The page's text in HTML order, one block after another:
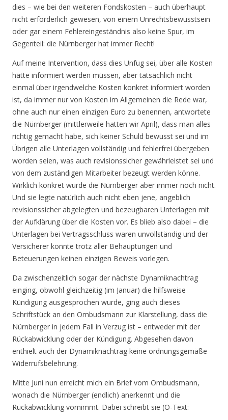
dies – wie bei den weiteren Fondskosten – auch überhaupt
nicht erforderlich gewesen, von einem Unrechtsbewusstsein
oder gar einem Fehlereingeständnis also keine Spur, im
Gegenteil: die Nürnberger hat immer Recht!
Auf meine Intervention, dass dies Unfug sei, über alle Kosten
hätte informiert werden müssen, aber tatsächlich nicht
einmal über irgendwelche Kosten konkret informiert worden
ist, da immer nur von Kosten im Allgemeinen die Rede war,
ohne auch nur einen einzigen Euro zu benennen, antwortete
die Nürnberger (mittlerweile hatten wir April), dass man alles
richtig gemacht habe, sich keiner Schuld bewusst sei und im
Übrigen alle Unterlagen vollständig und fehlerfrei übergeben
worden seien, was auch revisionssicher gewährleistet sei und
von dem zuständigen Mitarbeiter bezeugt werden könne.
Wirklich konkret wurde die Nürnberger aber immer noch nicht.
Und sie legte natürlich auch nicht eben jene, angeblich
revisionssicher abgelegten und bezeugbaren Unterlagen mit
der Aufklärung über die Kosten vor. Es blieb also dabei – die
Unterlagen bei Vertragsschluss waren unvollständig und der
Versicherer konnte trotz aller Behauptungen und
Beteuerungen keinen einzigen Beweis vorlegen.
Da zwischenzeitlich sogar der nächste Dynamiknachtrag
einging, obwohl gleichzeitig (im Januar) die hilfsweise
Kündigung ausgesprochen wurde, ging auch dieses
Schriftstück an den Ombudsmann zur Klarstellung, dass die
Nürnberger in jedem Fall in Verzug ist – entweder mit der
Rückabwicklung oder der Kündigung. Abgesehen davon
enthielt auch der Dynamiknachtrag keine ordnungsgemäße
Widerrufsbelehrung.
Mitte Juni nun erreicht mich ein Brief vom Ombudsmann,
wonach die Nürnberger (endlich) anerkennt und die
Rückabwicklung vornimmt. Dabei schreibt sie (O-Text: